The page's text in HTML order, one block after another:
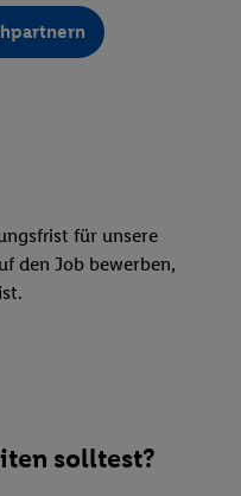
für unsere
den Job bewerben,
solltest?